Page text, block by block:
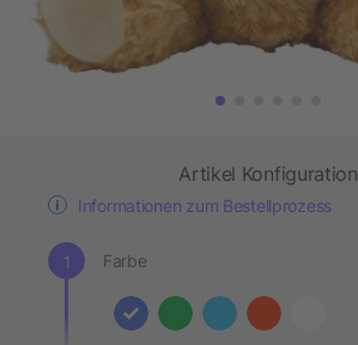
Artikel Konfiguration
Informationen zum Bestellprozess
Farbe